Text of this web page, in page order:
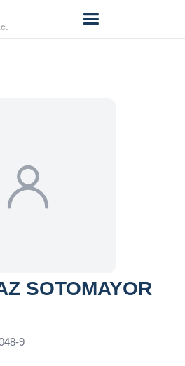
SOTOMAYOR
9